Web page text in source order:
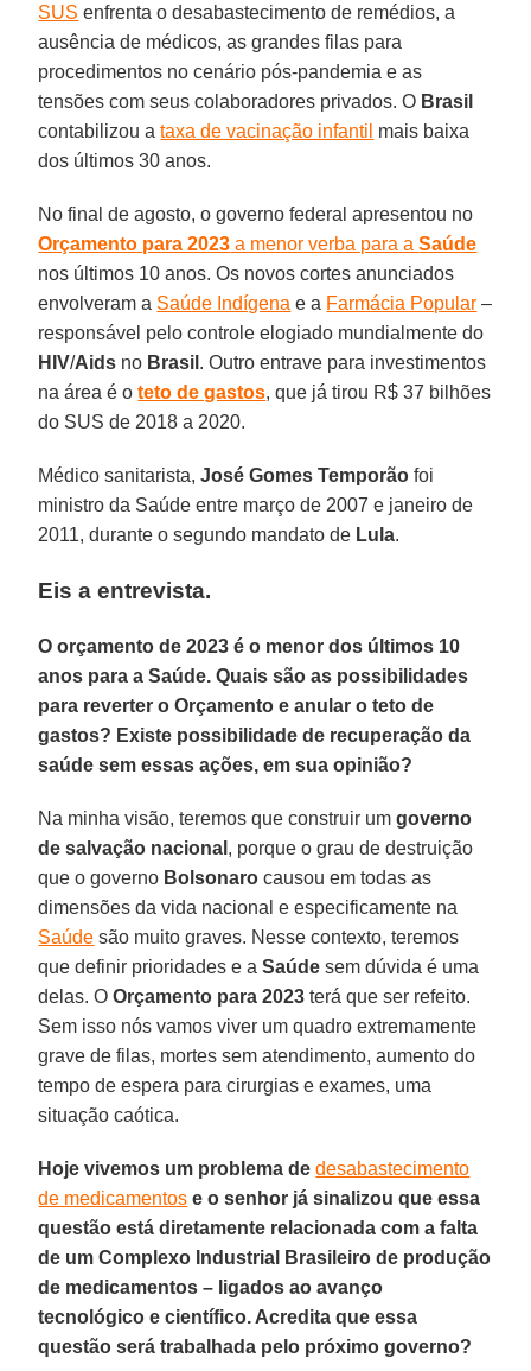
SUS enfrenta o desabastecimento de remédios, a
ausência de médicos, as grandes filas para
procedimentos no cenário pós-pandemia e as
tensões com seus colaboradores privados. O Brasil
contabilizou ataxa de vacinação infantil mais baixa
dos últimos 30 anos.
No final de agosto, o governo federal apresentou no
Orçamento para 2023 a menor verba para aSaúde
nos últimos 10 anos. Os novos cortes anunciados
envolveram a Saúde Indígena e a Farmácia Popular –
responsável pelo controle elogiado mundialmente do
HIV/Aids no Brasil . Outro entrave para investimentos
na área é oteto de gastos, que já tirou R$ 37 bilhões
do SUS de 2018 a 2020.
Médico sanitarista,José Gomes Temporão foi
ministro da Saúde entre março de 2007 e janeiro de
2011, durante o segundo mandato de Lula.
Eis a entrevista.
O orçamento de 2023 é o menor dos últimos 10
anos para a Saúde. Quais são as possibilidades
para reverter o Orçamento e anular o teto de
gastos? Existe possibilidade de recuperação da
saúde sem essas ações, em sua opinião?
Na minha visão, teremos que construir umgoverno
de salvação nacional , porque o grau de destruição
que o governo Bolsonaro causou em todas as
dimensões da vida nacional e especificamente na
Saúde são muito graves. Nesse contexto, teremos
que definir prioridades e aSaúde sem dúvida é uma
delas. OOrçamento para 2023 terá que ser refeito.
Sem isso nós vamos viver um quadro extremamente
grave de filas, mortes sem atendimento, aumento do
tempo de espera para cirurgias e exames, uma
situação caótica.
Hoje vivemos um problema dedesabastecimento
de medicamentos e o senhor já sinalizou que essa
questão está diretamente relacionada com a falta
de um Complexo Industrial Brasileiro de produção
de medicamentos – ligados ao avanço
tecnológico e científico. Acredita que essa
questão será trabalhada pelo próximo governo?